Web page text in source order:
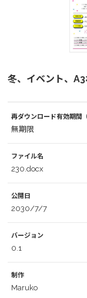
冬、イベント、
再ダウンロード有効期間
無期限
ファイル名
230.docx
公開日
2030/7/7
バージョン
0.1
制作
Maruko